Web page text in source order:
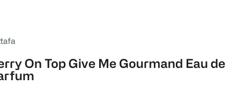
On Top Give Me Gourmand Eau de